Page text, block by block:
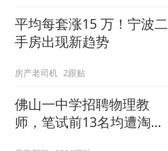
平均每套涨15 万！宁波二
手房出现新趋势
房产老司机 2跟贴
佛山一中学招聘物理教
师，笔试前13名均遭淘